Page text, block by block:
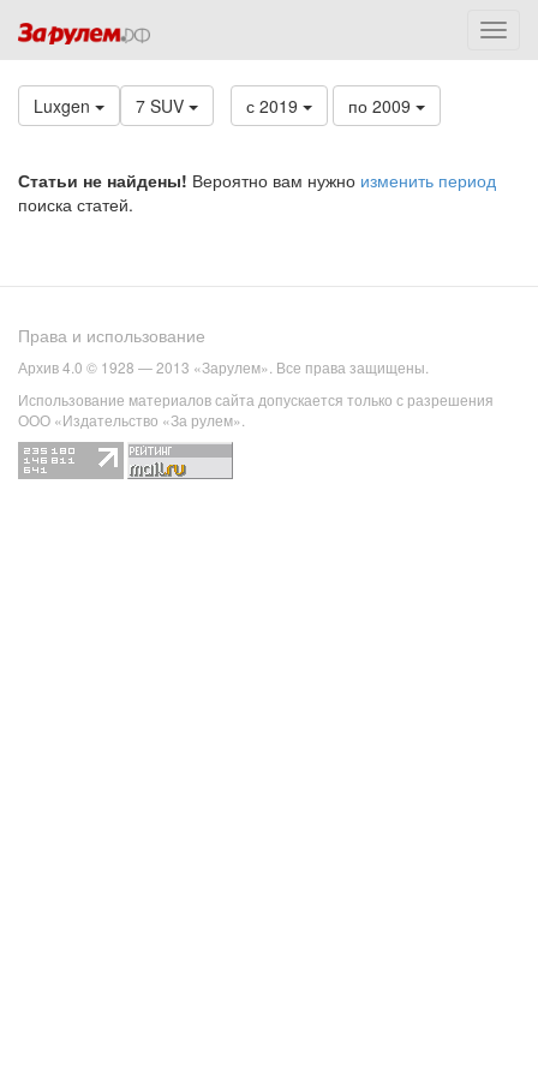
Luxgen 7 SUV с 2019 по 2009
Статьи не найдены! Вероятно вам нужно изменить период
поиска статей.
Права и использование
Архив 4.0 © 1928 — 2013 «Зарулем». Все права защищены.
Использование материалов сайта допускается только с разрешения
ООО «Издательство «За рулем».